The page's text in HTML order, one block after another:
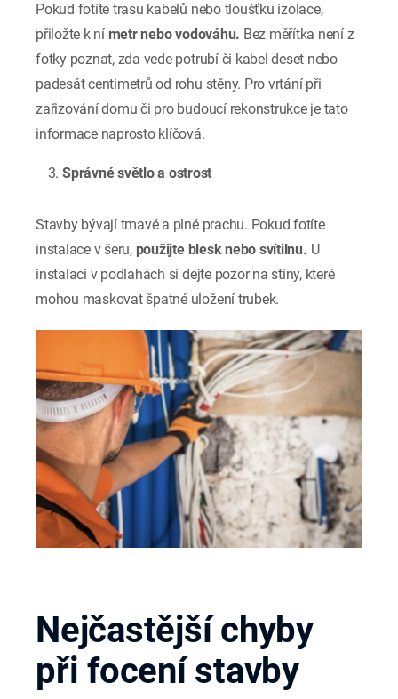
Pokud fotíte trasu kabelů nebo tloušťku izolace,
přiložte k ní metr nebo vodováhu. Bez měřítka není z
fotky poznat, zda vede potrubí či kabel deset nebo
padesát centimetrů od rohu stěny. Pro vrtání při
zařizování domu či pro budoucí rekonstrukce je tato
informace naprosto klíčová.
Správné světlo a ostrost
Stavby bývají tmavé a plné prachu. Pokud fotíte
instalace v šeru, použijte blesk nebo svítilnu. U
instalací v podlahách si dejte pozor na stíny, které
mohou maskovat špatné uložení trubek.
Nejčastější chyby
při focení stavby